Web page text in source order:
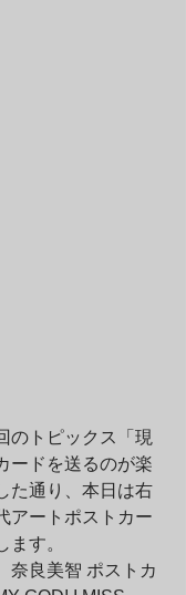
のトピックス「現
ードを送るのが楽
た通り、本日は右
アートポストカー
ます。
奈良美智 ポストカ